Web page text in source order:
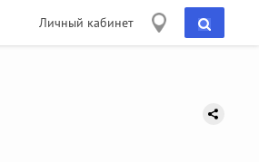
Личный кабинет